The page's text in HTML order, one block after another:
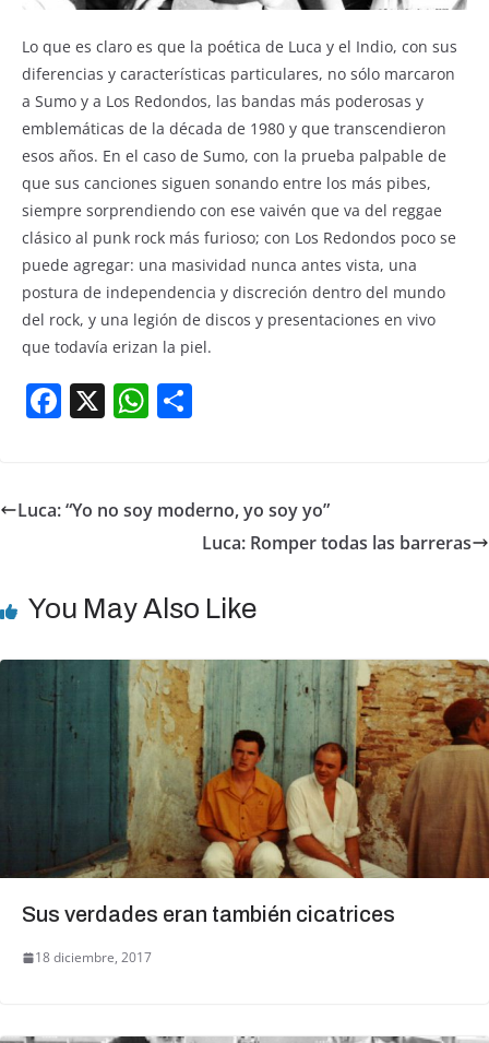
Lo que es claro es que la poética de Luca y el Indio, con sus
diferencias y características particulares, no sólo marcaron
a Sumo y a Los Redondos, las bandas más poderosas y
emblemáticas de la década de 1980 y que transcendieron
esos años. En el caso de Sumo, con la prueba palpable de
que sus canciones siguen sonando entre los más pibes,
siempre sorprendiendo con ese vaivén que va del reggae
clásico al punk rock más furioso; con Los Redondos poco se
puede agregar: una masividad nunca antes vista, una
postura de independencia y discreción dentro del mundo
del rock, y una legión de discos y presentaciones en vivo
que todavía erizan la piel.
F
e
o
X W
s
p
e
Luca: “Yo no soy moderno, yo soy yo”
Luca: Romper todas las barreras
You May Also Like
Sus verdades eran también cicatrices
18 diciembre, 2017